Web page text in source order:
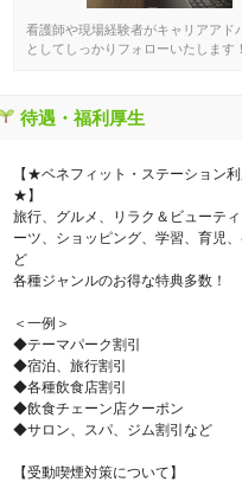
看護師や現場経験者がキャリアアド
としてしっかりフォローいたします！
待遇・福利厚生
【★ベネフィット・ステーション
★】
旅行、グルメ、リラク＆ビューテ
ーツ、ショッピング、学習、育児
ど
各種ジャンルのお得な特典多数！
＜一例＞
◆テーマパーク割引
◆宿泊、旅行割引
◆各種飲食店割引
◆飲食チェーン店クーポン
◆サロン、スパ、ジム割引など
【受動喫煙対策について】